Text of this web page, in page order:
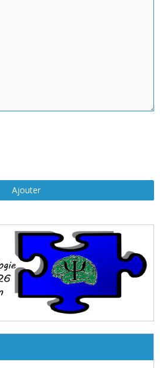
Ajouter